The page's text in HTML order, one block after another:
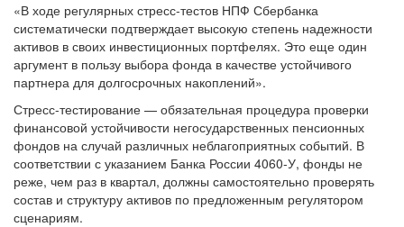
«В ходе регулярных стресс-тестов НПФ Сбербанка
систематически подтверждает высокую степень надежности
активов в своих инвестиционных портфелях. Это еще один
аргумент в пользу выбора фонда в качестве устойчивого
партнера для долгосрочных накоплений».
Стресс-тестирование — обязательная процедура проверки
финансовой устойчивости негосударственных пенсионных
фондов на случай различных неблагоприятных событий. В
соответствии с указанием Банка России 4060-У, фонды не
реже, чем раз в квартал, должны самостоятельно проверять
состав и структуру активов по предложенным регулятором
сценариям.